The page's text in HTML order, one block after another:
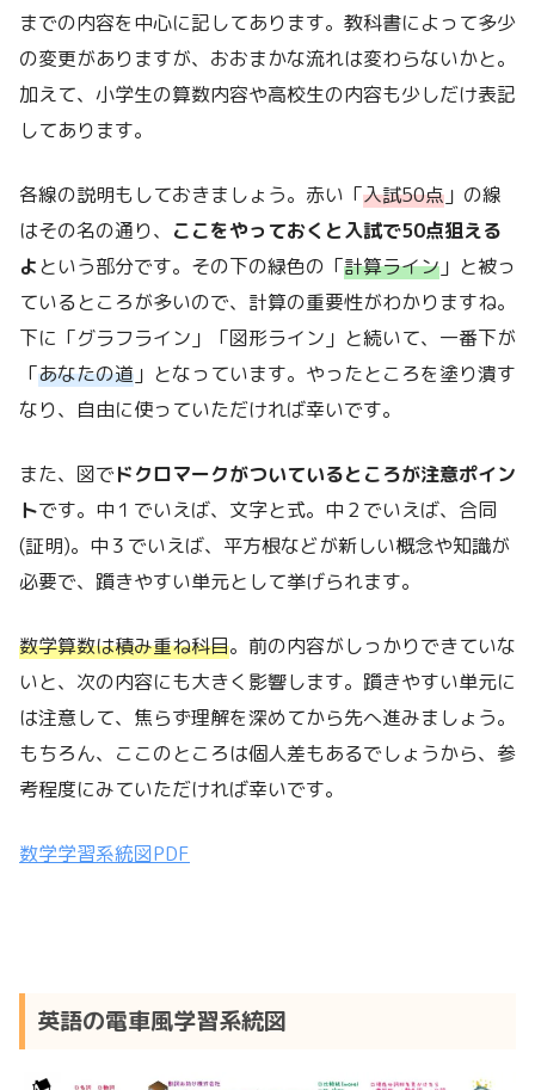
までの内容を中心に記してあります。教科書によって多少
の変更がありますが、おおまかな流れは変わらないかと。
加えて、小学生の算数内容や高校生の内容も少しだけ表記
してあります。
各線の説明もしておきましょう。赤い「入試50点 」の線
はその名の通り、 ここをやっておくと入試で50点狙える
よという部分です。その下の緑色の「計算ライン 」と被っ
ているところが多いので、計算の重要性がわかりますね。
下に「グラフライン」「図形ライン」と続いて、一番下が
「あなたの道 」となっています。やったところを塗り潰す
なり、自由に使っていただければ幸いです。
また、図でドクロマークがついているところが注意ポイン
トです。中１でいえば、文字と式。中２でいえば、合同
(証明)。中３でいえば、平方根などが新しい概念や知識が
必要で、躓きやすい単元として挙げられます。
数学算数は積み重ね科目。前の内容がしっかりできていな
いと、次の内容にも大きく影響します。躓きやすい単元に
は注意して、焦らず理解を深めてから先へ進みましょう。
もちろん、ここのところは個人差もあるでしょうから、参
考程度にみていただければ幸いです。
数学学習系統図PDF
英語の電車風学習系統図